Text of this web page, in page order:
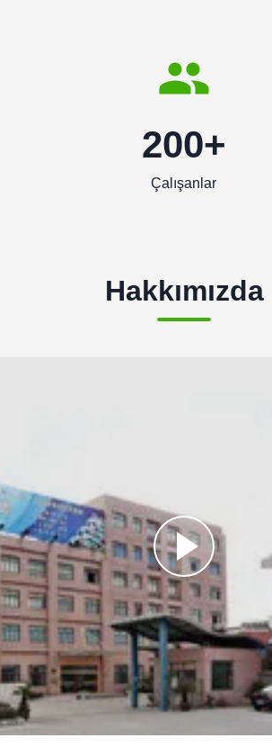
200+
Çalışanlar
Hakkımızda